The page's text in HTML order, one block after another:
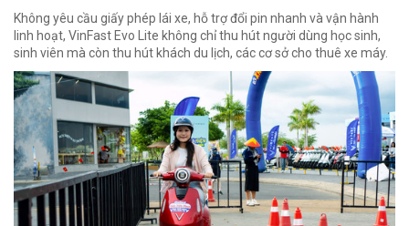
Không yêu cầu giấy phép lái xe, hỗ trợ đổi pin nhanh và vận hành
linh hoạt, VinFast Evo Lite không chỉ thu hút người dùng học sinh,
sinh viên mà còn thu hút khách du lịch, các cơ sở cho thuê xe máy.